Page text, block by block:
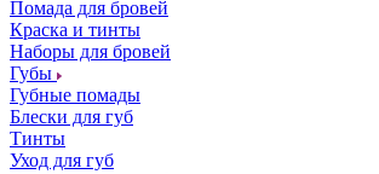
Помада для бровей
Краска и тинты
Наборы для бровей
Губы
Губные помады
Блески для губ
Тинты
Уход для губ